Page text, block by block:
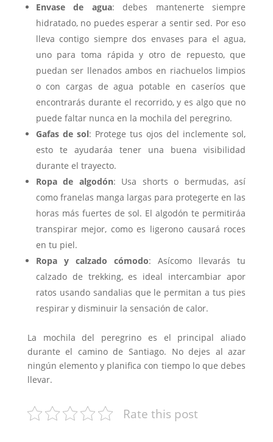
Envase de agua: debes mantenerte siempre
hidratado, no puedes esperar a sentir sed. Por eso
lleva contigo siempre dos envases para el agua,
uno para toma rápida y otro de repuesto, que
puedan ser llenados ambos en riachuelos limpios
o con cargas de agua potable en caseríos que
encontrarás durante el recorrido, y es algo que no
puede faltar nunca en la mochila del peregrino.
Gafas de sol: Protege tus ojos del inclemente sol,
esto te ayudaráa tener una buena visibilidad
durante el trayecto.
Ropa de algodón: Usa shorts o bermudas, así
como franelas manga largas para protegerte en las
horas más fuertes de sol. El algodón te permitiráa
transpirar mejor, como es ligerono causará roces
en tu piel.
Ropa y calzado cómodo: Asícomo llevarás tu
calzado de trekking, es ideal intercambiar apor
ratos usando sandalias que le permitan a tus pies
respirar y disminuir la sensación de calor.
La mochila del peregrino es el principal aliado
durante el camino de Santiago. No dejes al azar
ningún elemento y planifica con tiempo lo que debes
llevar.
Rate this post